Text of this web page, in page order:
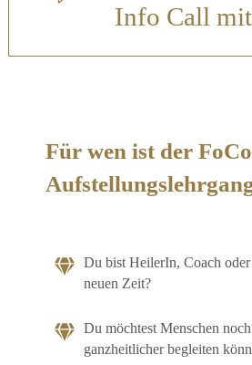
Info Call
Für wen ist der
Du bist HeilerIn, Coach
neuen Zeit?
Du möchtest Menschen
ganzheitlicher begleiten